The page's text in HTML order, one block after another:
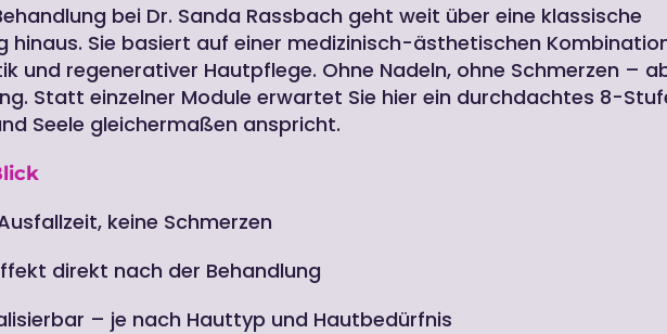
bei Dr. Sanda Rassbach geht weit über eine klassische
hinaus. Sie basiert auf einer medizinisch-ästhetischen
und regenerativer Hautpflege. Ohne Nadeln, ohne Schmerzen –
Statt einzelner Module erwartet Sie hier ein durchdachtes 8-
Seele gleichermaßen anspricht.
keine Schmerzen
direkt nach der Behandlung
– je nach Hauttyp und Hautbedürfnis